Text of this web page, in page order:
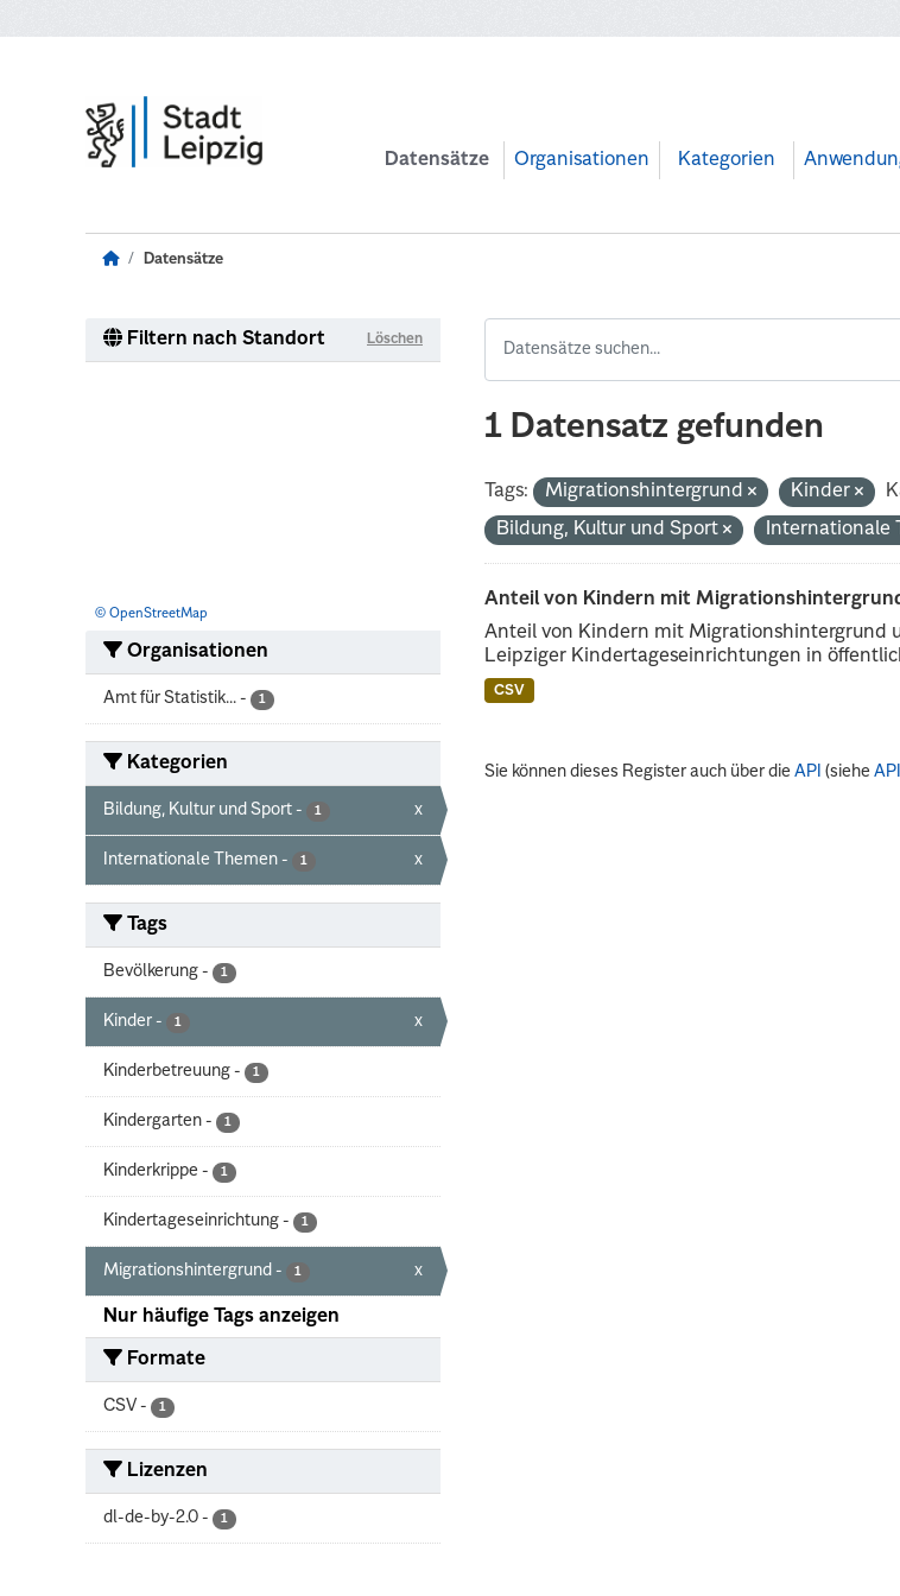
Datensätze Organisationen Kategorien
Datensätze
Filtern nach Standort Löschen
© OpenStreetMap
Organisationen
Amt für Statistik... - 1
Kategorien
Bildung, Kultur und Sport - 1 x
Internationale Themen - 1 x
Tags
Bevölkerung - 1
Kinder - 1 x
Kinderbetreuung - 1
Kindergarten - 1
Kinderkrippe - 1
Kindertageseinrichtung - 1
Migrationshintergrund - 1 x
Nur häufige Tags anzeigen
Formate
CSV - 1
Lizenzen
dl-de-by-2.0 - 1
1 Datensatz gefunden
Tags: Migrationshintergrund Kinder
Bildung, Kultur und Sport
Internationale
Anteil von Kindern mit
Anteil von Kindern mit Migrationshintergrund
Leipziger Kindertageseinrichtungen in
CSV
Sie können dieses Register auch über dieAPI (siehe